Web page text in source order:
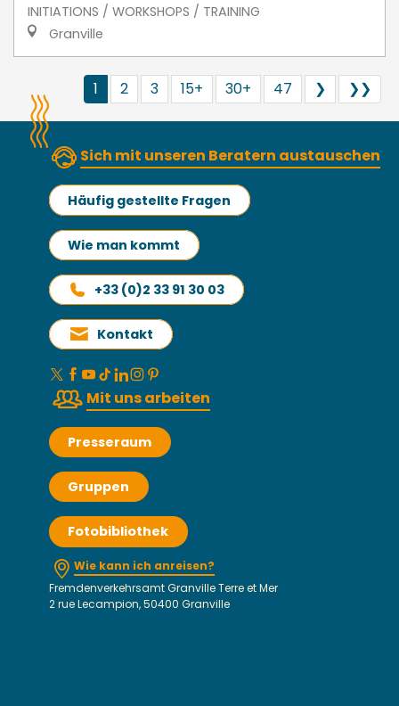
INITIATIONS / WORKSHOPS / TRAINING
Granville
1 2 3 15+ 30+ 47 ❯ ❯❯
Sich mit unseren Beratern austauschen
Häufig gestellte Fragen
Wie man kommt
+33 (0)2 33 91 30 03
Kontakt
Mit uns arbeiten
Presseraum
Gruppen
Fotobibliothek
Wie kann ich anreisen?
Fremdenverkehrsamt Granville Terre et Mer
2 rue Lecampion, 50400 Granville